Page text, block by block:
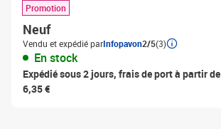
Promotion
Neuf
Vendu et expédié parInfopavon2/5(3)
En stock
Expédié sous 2 jours, frais de port à partir de
6,35 €